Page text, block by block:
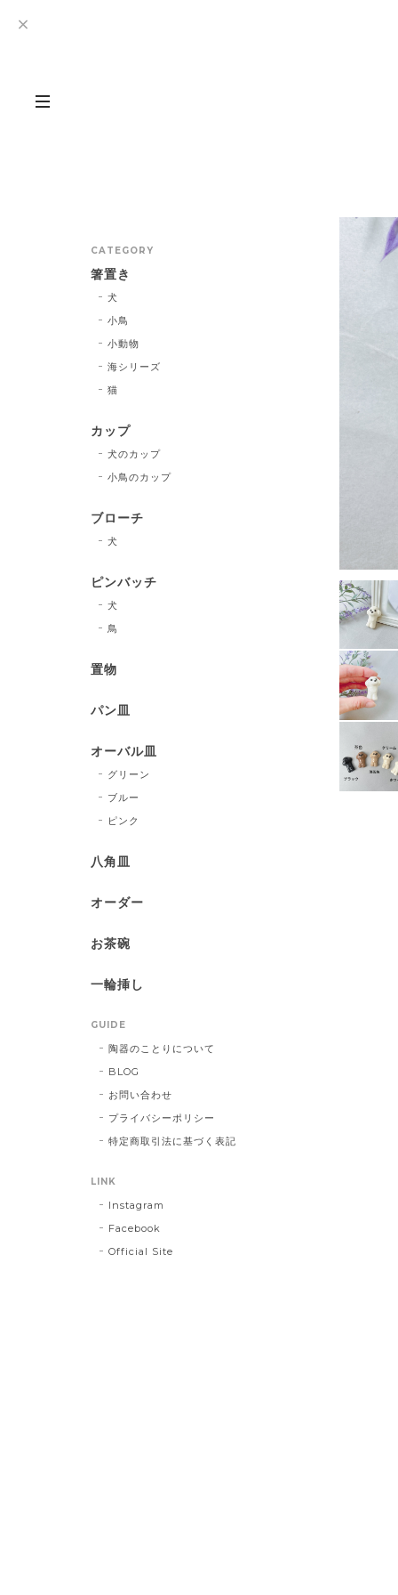
CATEGORY
箸置き
犬
小鳥
小動物
海シリーズ
猫
カップ
犬のカップ
小鳥のカップ
ブローチ
犬
ピンバッチ
犬
鳥
置物
パン皿
オーバル皿
グリーン
ブルー
ピンク
八角皿
オーダー
お茶碗
一輪挿し
GUIDE
陶器のことりについて
BLOG
お問い合わせ
プライバシーポリシー
特定商取引法に基づく表記
LINK
Instagram
Facebook
Official Site